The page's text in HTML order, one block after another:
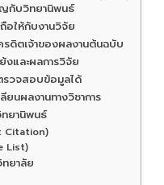
ญกับวิทยานิพนธ์
อให้กับงานวิจัย
รดิตเจ้าของผลงานต้นฉบับ
และผลการวิจัย
รวจสอบข้อมูลได้
นผลงานทางวิชาการ
ทยานิพนธ์
Citation)
List)
ยาลัย